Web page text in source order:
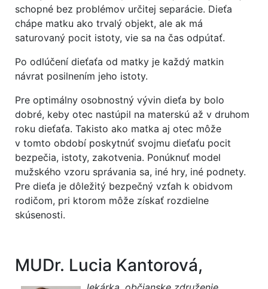
schopné bez problémov určitej separácie. Dieťa
chápe matku ako trvalý objekt, ale ak má
saturovaný pocit istoty, vie sa na čas odpútať.
Po odlúčení dieťaťa od matky je každý matkin
návrat posilnením jeho istoty.
Pre optimálny osobnostný vývin dieťa by bolo
dobré, keby otec nastúpil na materskú až v druhom
roku dieťaťa. Takisto ako matka aj otec môže
v tomto období poskytnúť svojmu dieťaťu pocit
bezpečia, istoty, zakotvenia. Ponúknuť model
mužského vzoru správania sa, iné hry, iné podnety.
Pre dieťa je dôležitý bezpečný vzťah k obidvom
rodičom, pri ktorom môže získať rozdielne
skúsenosti.
MUDr. Lucia Kantorová,